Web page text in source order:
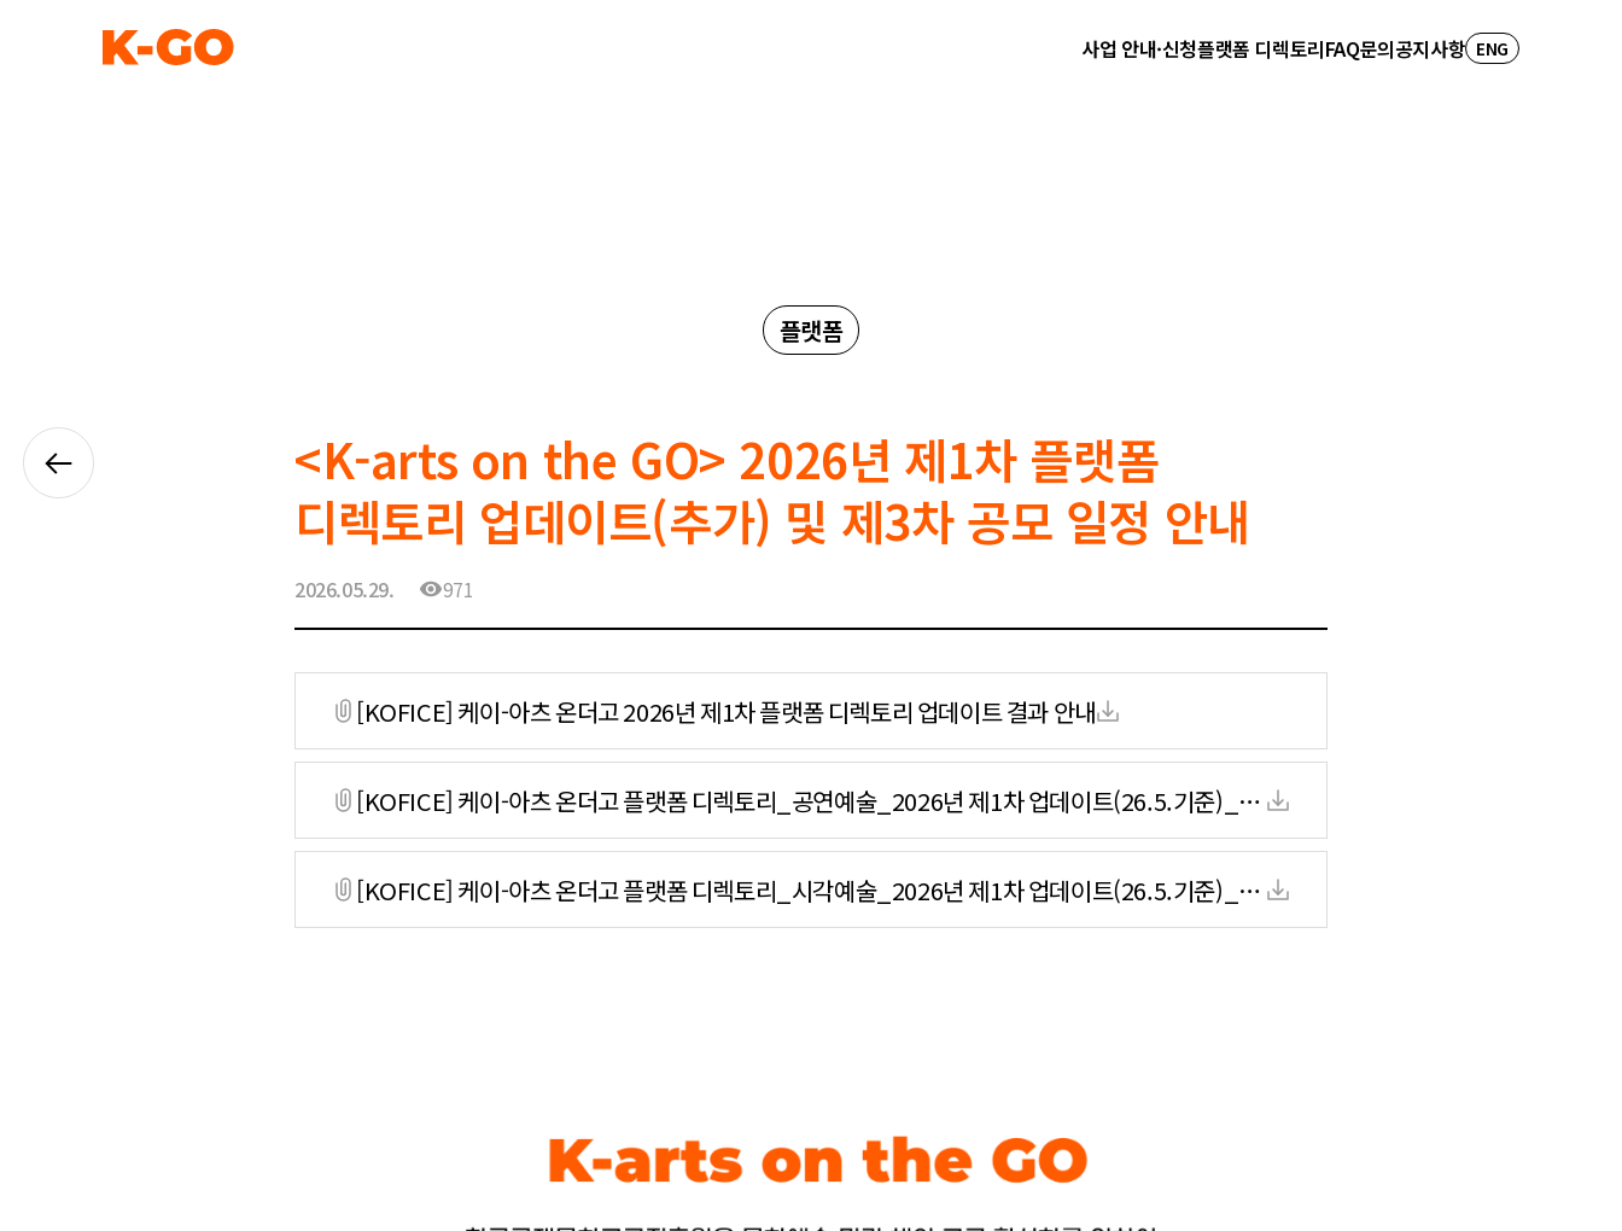
사업 안내·신청플랫폼 디렉토리FAQ문의공지사항 ENG
플랫폼
<K-arts on the GO> 2026년 제1차 플랫폼
디렉토리 업데이트(추가) 및 제3차 공모 일정 안내
2026.05.29. 971
[KOFICE] 케이-아츠 온더고 2026년 제1차 플랫폼 디렉토리 업데이트 결과 안내
[KOFICE] 케이-아츠 온더고 플랫폼 디렉토리_공연예술_2026년 제1차 업데이트(26.5.기준)_수
정
[KOFICE] 케이-아츠 온더고 플랫폼 디렉토리_시각예술_2026년 제1차 업데이트(26.5.기준)_수
정